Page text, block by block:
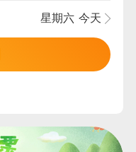
星期六 今天